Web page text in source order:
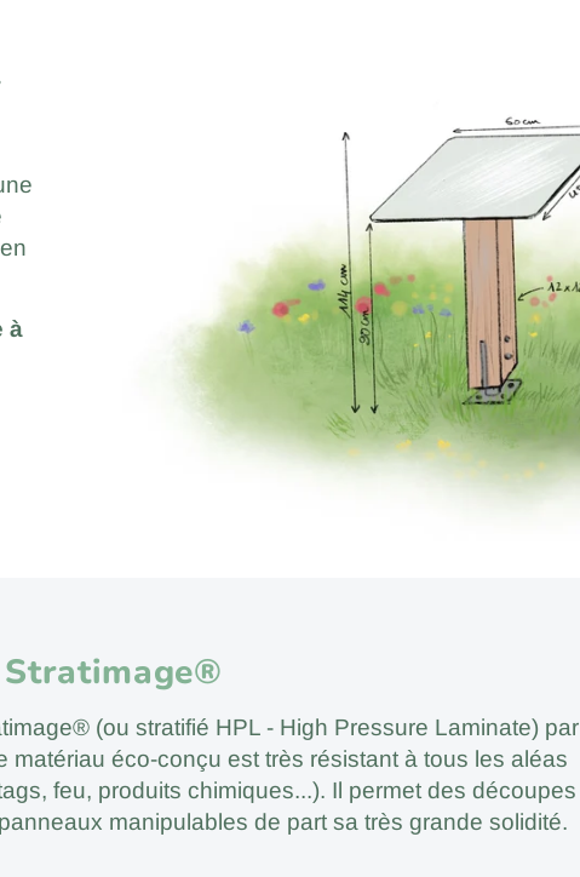
à
Stratimage®
(ou stratifié HPL - High Pressure Laminate) par
matériau éco-conçu est très résistant à tous les aléas
feu, produits chimiques...). Il permet des découpes
manipulables de part sa très grande solidité.